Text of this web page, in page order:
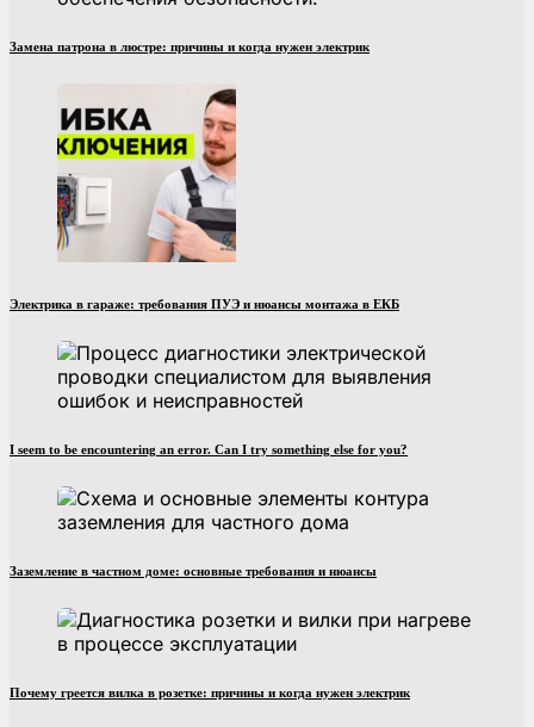
Замена патрона в люстре: причины и когда нужен электрик
Электрика в гараже: требования ПУЭ и нюансы монтажа в ЕКБ
I seem to be encountering an error. Can I try something else for you?
Заземление в частном доме: основные требования и нюансы
Почему греется вилка в розетке: причины и когда нужен электрик